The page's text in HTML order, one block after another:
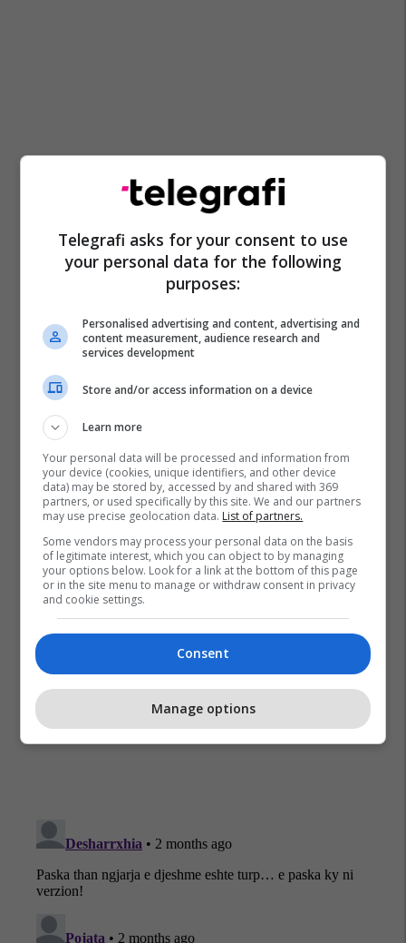
Sami Lushtaku
Telegrafi asks for your consent to use
your personal data for the following
purposes:
Personalised advertising and content, advertising and
content measurement, audience research and
services development
Store and/or access information on a device
Learn more
Your personal data will be processed and information from
your device (cookies, unique identifiers, and other device
data) may be stored by, accessed by and shared with 369
partners, or used specifically by this site. We and our partners
may use precise geolocation data. List of partners.
Some vendors may process your personal data on the basis
of legitimate interest, which you can object to by managing
your options below. Look for a link at the bottom of this page
or in the site menu to manage or withdraw consent in privacy
and cookie settings.
Consent
Manage options